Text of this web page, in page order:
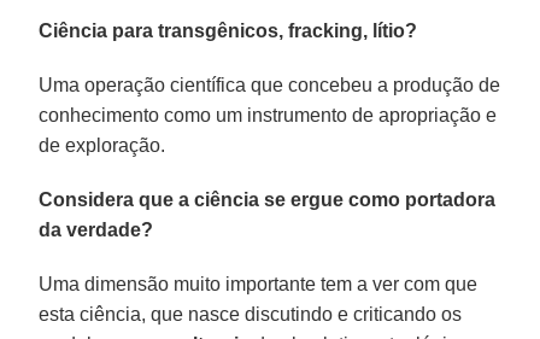
Ciência para transgênicos, fracking, lítio?
Uma operação científica que concebeu a produção de
conhecimento como um instrumento de apropriação e
de exploração.
Considera que a ciência se ergue como portadora
da verdade?
Uma dimensão muito importante tem a ver com que
esta ciência, que nasce discutindo e criticando os